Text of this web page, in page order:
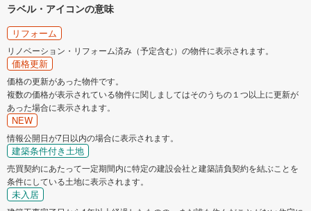
ラベル・アイコンの意味
リフォーム
リノベーション・リフォーム済み（予定含む）の物件に表示されます。
価格更新
価格の更新があった物件です。
複数の価格が表示されている物件に関しましてはそのうちの１つ以上に更新が
あった場合に表示されます。
NEW
情報公開日が7日以内の場合に表示されます。
建築条件付き土地
売買契約にあたって一定期間内に特定の建設会社と建築請負契約を結ぶことを
条件にしている土地に表示されます。
未入居